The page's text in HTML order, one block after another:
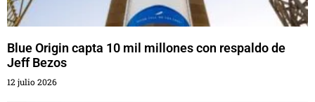
Blue Origin capta 10 mil millones con respaldo de
Jeff Bezos
12 julio 2026